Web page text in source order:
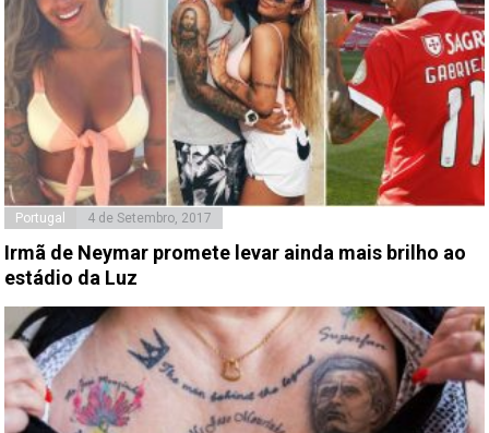
Portugal 4 de Setembro, 2017
Irmã de Neymar promete levar ainda mais brilho ao
estádio da Luz